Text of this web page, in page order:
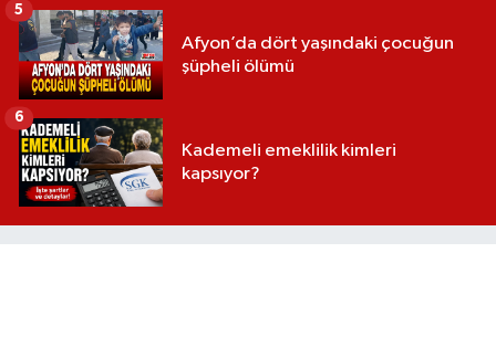
Afyon’da dört yaşındaki çocuğun
şüpheli ölümü
5
Kademeli emeklilik kimleri
kapsıyor?
6